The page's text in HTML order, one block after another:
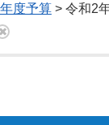
度予算> 令和2